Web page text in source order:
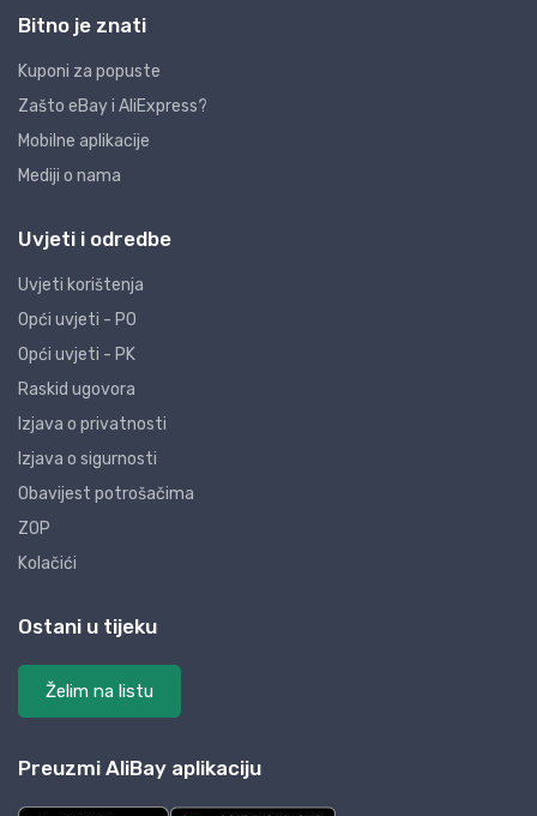
Bitno je znati
Kuponi za popuste
Zašto eBay i AliExpress?
Mobilne aplikacije
Mediji o nama
Uvjeti i odredbe
Uvjeti korištenja
Opći uvjeti - PO
Opći uvjeti - PK
Raskid ugovora
Izjava o privatnosti
Izjava o sigurnosti
Obavijest potrošačima
ZOP
Kolačići
Ostani u tijeku
Želim na listu
Preuzmi AliBay aplikaciju